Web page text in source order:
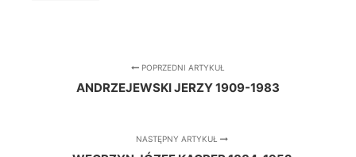
POPRZEDNI ARTYKUŁ
ANDRZEJEWSKI JERZY 1909-1983
NASTĘPNY ARTYKUŁ